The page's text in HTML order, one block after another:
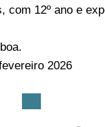
com 12º ano e
2026